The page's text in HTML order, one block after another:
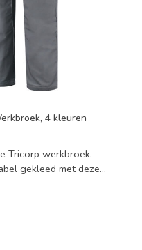
4 kleuren
Tricorp werkbroek.
gekleed met deze